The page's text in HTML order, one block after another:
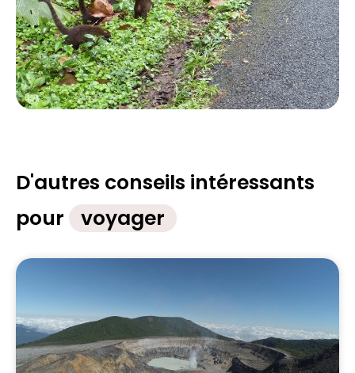
D'autres conseils intéressants
pour
voyager